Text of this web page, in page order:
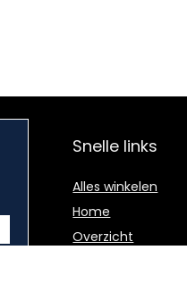
Snelle links
Alles winkelen
Home
Overzicht